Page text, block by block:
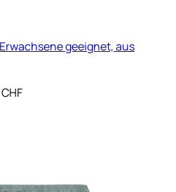
geeignet, aus